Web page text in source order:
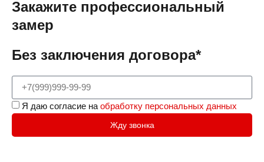
Закажите профессиональный
замер
Без заключения договора*
Я даю согласие наобработку персональных данных
Жду звонка